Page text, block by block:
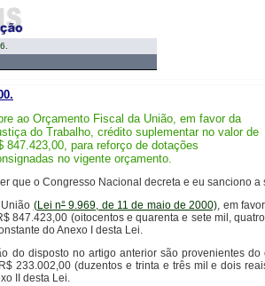
ao Orçamento Fiscal da União, em favor da
do Trabalho, crédito suplementar no valor de
847.423,00, para reforço de dotações
no vigente orçamento.
que o Congresso Nacional decreta e eu sanciono a
(Lei n°9.969, de 11 de maio de 2000), em
847.423,00 (oitocentos e quarenta e sete mil,
do Anexo I desta Lei.
do disposto no artigo anterior são provenientes do
233.002,00 (duzentos e trinta e três mil e dois
II desta Lei.